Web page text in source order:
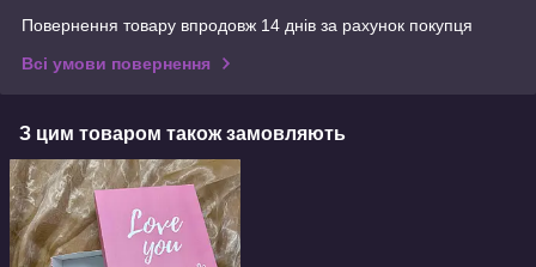
Повернення товару впродовж 14 днів за рахунок покупця
Всі умови повернення
З цим товаром також замовляють